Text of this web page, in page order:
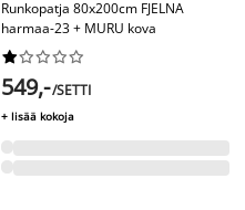
Runkopatja 80x200cm FJELNA
harmaa-23 + MURU kova






549,-/SETTI
+ lisää kokoja